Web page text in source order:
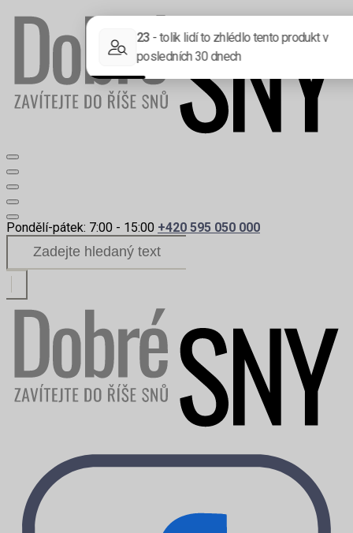
Pondělí-pátek: 7:00 - 15:00 +420 595 050 000